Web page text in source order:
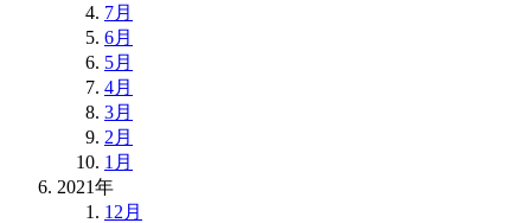
7月
6月
5月
4月
3月
2月
1月
2021年
12月